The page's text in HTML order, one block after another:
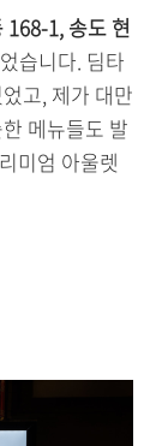
168-1, 송도 현
습니다. 딤타
고, 제가 대만
메뉴들도 발
미엄 아울렛